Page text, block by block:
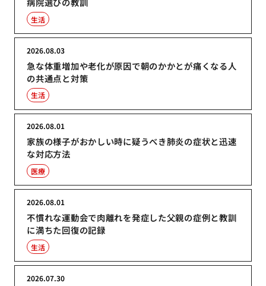
生活
急な体重増加や老化が原因で朝のかかとが痛くなる人
の共通点と対策
2026.08.03
生活
家族の様子がおかしい時に疑うべき肺炎の症状と迅速
な対応方法
2026.08.01
医療
不慣れな運動会で肉離れを発症した父親の症例と教訓
に満ちた回復の記録
2026.08.01
生活
2026.07.30